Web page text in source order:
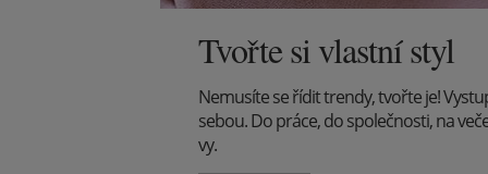
Tvořte si vlastní styl
Nemusíte se řídit trendy, tvořte je!
sebou. Do práce, do společnosti, na
vy.